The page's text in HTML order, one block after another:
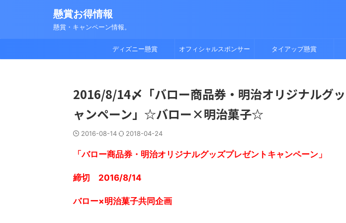
懸賞お得情報
懸賞・キャンペーン情報。
ディズニー懸賞 オフィシャルスポンサー タイアップ懸賞
2016/8/14〆「バロー商品券・明治オリジナルグ
ャンペーン」☆バロー×明治菓子☆
2016-08-14 2018-04-24
「バロー商品券・明治オリジナルグッズプレゼントキャンペーン」
締切 2016/8/14
バロー×明治菓子共同企画